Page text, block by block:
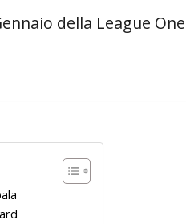
della League